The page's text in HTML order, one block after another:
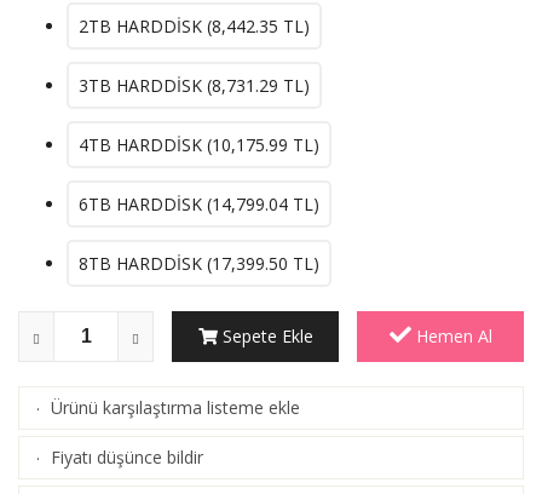
2TB HARDDİSK (8,442.35 TL)
3TB HARDDİSK (8,731.29 TL)
4TB HARDDİSK (10,175.99 TL)
6TB HARDDİSK (14,799.04 TL)
8TB HARDDİSK (17,399.50 TL)
Sepete Ekle Hemen Al
· Ürünü karşılaştırma listeme ekle
(Karşılaştır)
· Fiyatı düşünce bildir